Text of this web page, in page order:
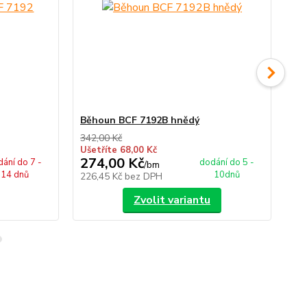
do 7 -
14 dnů
Běhoun BCF 7192B hnědý
342,00 Kč
Ušetříte 68,00 Kč
274,00 Kč/bm
226,45 Kč bez DPH
dodání do 5 -
10dnů
Zvolit variantu